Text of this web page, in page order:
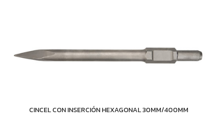
CINCEL CON INSERCIÓN HEXAGONAL 30MM/400MM